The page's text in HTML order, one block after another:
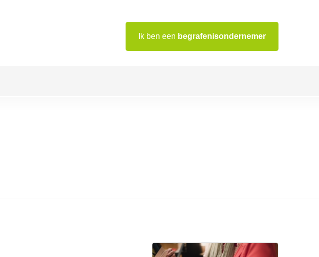
Ik ben een begrafenisondernemer